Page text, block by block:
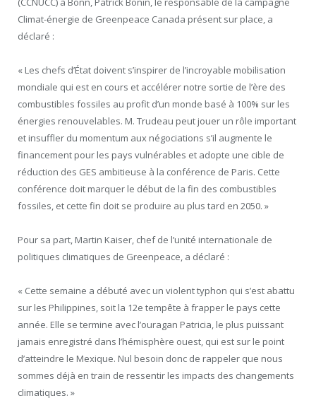
Climat-énergie de Greenpeace Canada présent sur place, a
déclaré :
« Les chefs d’État doivent s’inspirer de l’incroyable mobilisation
mondiale qui est en cours et accélérer notre sortie de l’ère des
combustibles fossiles au profit d’un monde basé à 100% sur les
énergies renouvelables. M. Trudeau peut jouer un rôle important
et insuffler du momentum aux négociations s’il augmente le
financement pour les pays vulnérables et adopte une cible de
réduction des GES ambitieuse à la conférence de Paris. Cette
conférence doit marquer le début de la fin des combustibles
fossiles, et cette fin doit se produire au plus tard en 2050. »
Pour sa part, Martin Kaiser, chef de l’unité internationale de
politiques climatiques de Greenpeace, a déclaré :
« Cette semaine a débuté avec un violent typhon qui s’est abattu
sur les Philippines, soit la 12e tempête à frapper le pays cette
année. Elle se termine avec l’ouragan Patricia, le plus puissant
jamais enregistré dans l’hémisphère ouest, qui est sur le point
d’atteindre le Mexique. Nul besoin donc de rappeler que nous
sommes déjà en train de ressentir les impacts des changements
climatiques. »